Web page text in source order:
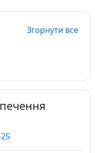
Згорнути все